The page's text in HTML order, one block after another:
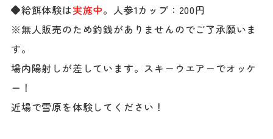
◆給餌体験は実施中。人参1カップ：200円
※無人販売のため釣銭がありませんのでご了承願いま
す。
場内陽射しが差しています。スキーウエアーでオッケ
ー！
近場で雪原を体験してください！